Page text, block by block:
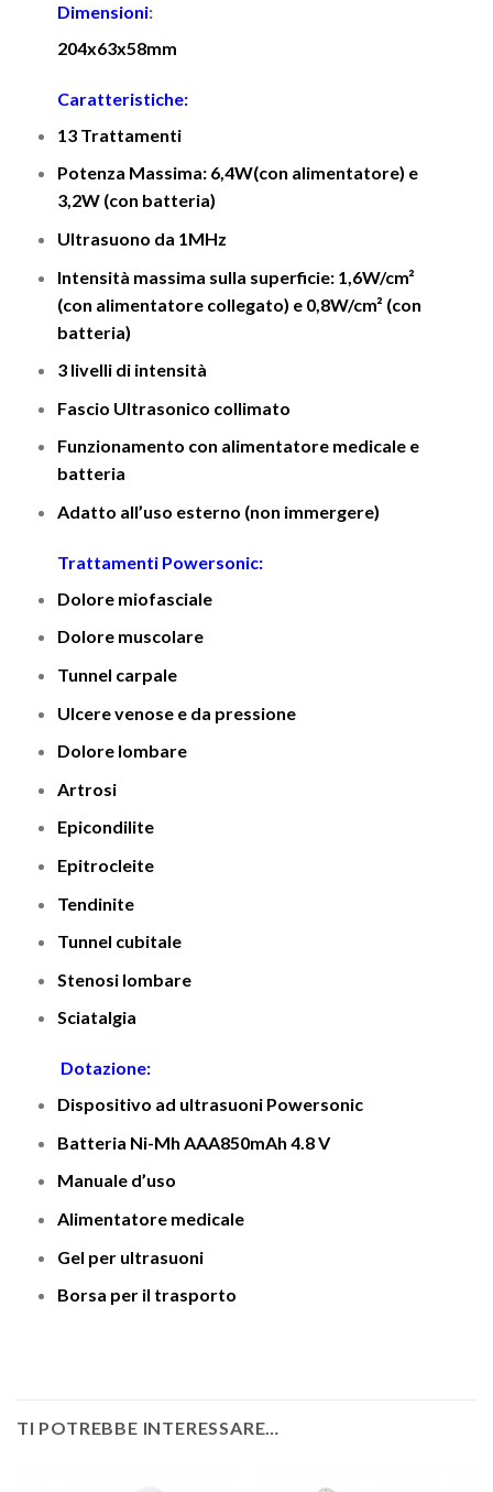
Dimensioni:
204x63x58mm
Caratteristiche:
13 Trattamenti
Potenza Massima: 6,4W(con alimentatore) e
3,2W (con batteria)
Ultrasuono da 1MHz
Intensità massima sulla superficie: 1,6W/cm²
(con alimentatore collegato) e 0,8W/cm² (con
batteria)
3 livelli di intensità
Fascio Ultrasonico collimato
Funzionamento con alimentatore medicale e
batteria
Adatto all’uso esterno (non immergere)
Trattamenti Powersonic:
Dolore miofasciale
Dolore muscolare
Tunnel carpale
Ulcere venose e da pressione
Dolore lombare
Artrosi
Epicondilite
Epitrocleite
Tendinite
Tunnel cubitale
Stenosi lombare
Sciatalgia
Dotazione:
Dispositivo ad ultrasuoni Powersonic
Batteria Ni-Mh AAA850mAh 4.8 V
Manuale d’uso
Alimentatore medicale
Gel per ultrasuoni
Borsa per il trasporto
TI POTREBBE INTERESSARE…